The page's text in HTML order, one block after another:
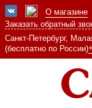
О магазине
Заказать обратный
Санкт-Петербург,
(бесплатно по России)